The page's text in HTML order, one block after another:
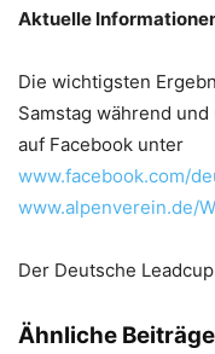
Aktuelle
Die wichtigsten
Samstag während
auf Facebook unter
www.facebook.com/
www.alpenverein.de/
Der Deutsche
Ähnliche